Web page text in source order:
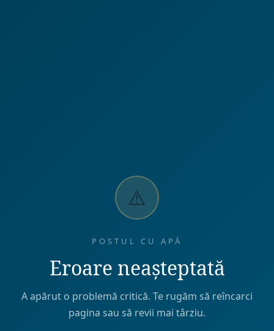
⚠️
POSTUL CU APĂ
Eroare neașteptată
A apărut o problemă critică. Te rugăm să reîncarci
pagina sau să revii mai târziu.